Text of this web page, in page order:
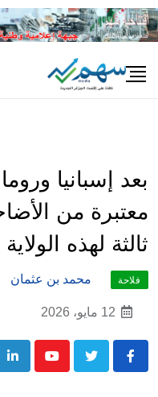
Skip
to
بعد إسبانيا
معتبرة من
ثالثة لهذه الولاية
فلاحة محمد بن عثمان
12 مايو، 2026
Youtube